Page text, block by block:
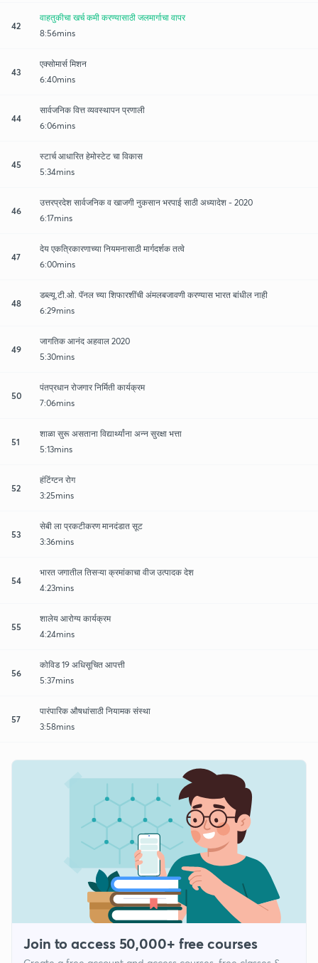
42
वाहतुकीचा खर्च कमी करण्यासाठी जलमार्गाचा वापर
8:56mins
43
एक्सोमार्स मिशन
6:40mins
44
सार्वजनिक वित्त व्यवस्थापन प्रणाली
6:06mins
45
स्टार्च आधारित हेमोस्टेट चा विकास
5:34mins
46
उत्तरप्रदेश सार्वजनिक व खाजगी नुकसान भरपाई साठी अध्यादेश - 2020
6:17mins
47
देय एकत्रिकारणाच्या नियमनासाठी मार्गदर्शक तत्वे
6:00mins
48
डब्ल्यू.टी.ओ. पॅनल च्या शिफारशींची अंमलबजावणी करण्यास भारत बांधील नाही
6:29mins
49
जागतिक आनंद अहवाल 2020
5:30mins
50
पंतप्रधान रोजगार निर्मिती कार्यक्रम
7:06mins
51
शाळा सुरू असताना विद्यार्थ्यांना अन्न सुरक्षा भत्ता
5:13mins
52
हंटिंग्टन रोग
3:25mins
53
सेबी ला प्रकटीकरण मानदंडात सूट
3:36mins
54
भारत जगातील तिसऱ्या क्रमांकाचा वीज उत्पादक देश
4:23mins
55
शालेय आरोग्य कार्यक्रम
4:24mins
56
कोविड 19 अधिसूचित आपत्ती
5:37mins
57
पारंपारिक औषधांसाठी नियामक संस्था
3:58mins
Join to access 50,000+ free courses